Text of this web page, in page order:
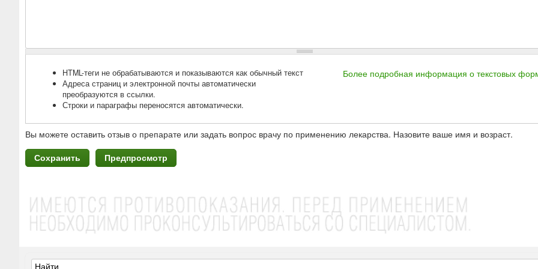
Более подробная информация о текстовых
HTML-теги не обрабатываются и показываются как обычный текст
Адреса страниц и электронной почты автоматически
преобразуются в ссылки.
Строки и параграфы переносятся автоматически.
Вы можете оставить отзыв о препарате или задать вопрос врачу по применению лекарства. Назовите ваше имя и возраст.